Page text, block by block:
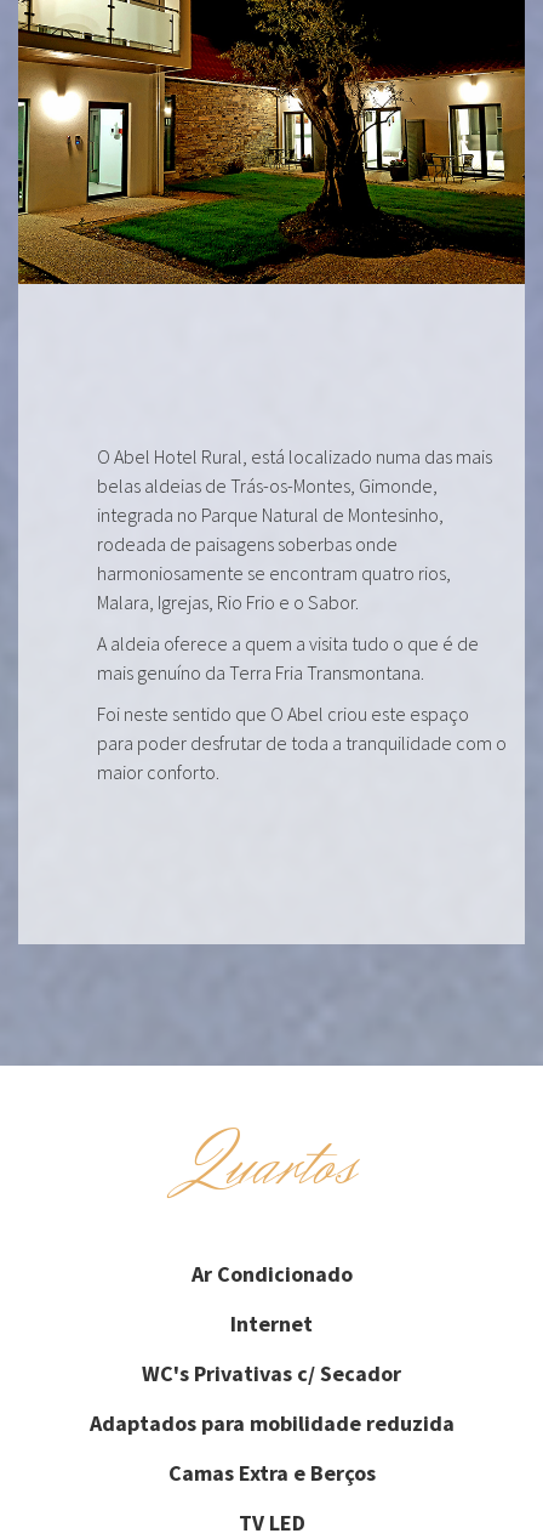
O Abel Hotel Rural, está localizado numa das mais
belas aldeias de Trás-os-Montes, Gimonde,
integrada no Parque Natural de Montesinho,
rodeada de paisagens soberbas onde
harmoniosamente se encontram quatro rios,
Malara, Igrejas, Rio Frio e o Sabor.
A aldeia oferece a quem a visita tudo o que é de
mais genuíno da Terra Fria Transmontana.
Foi neste sentido que O Abel criou este espaço
para poder desfrutar de toda a tranquilidade com o
maior conforto.
Quartos
Ar Condicionado
Internet
WC's Privativas c/ Secador
Adaptados para mobilidade reduzida
Camas Extra e Berços
TV LED